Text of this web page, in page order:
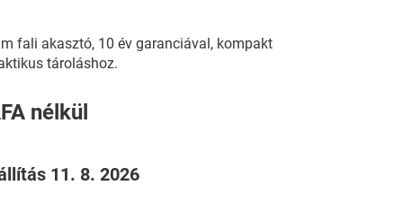
fali akasztó, 10 év garanciával, kompakt
tároláshoz.
nélkül
11. 8. 2026